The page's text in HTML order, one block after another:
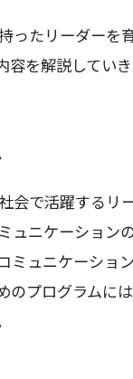
ったリーダーを
を解説していき
会で活躍するリ
ュニケーション
ミュニケーショ
のプログラムに